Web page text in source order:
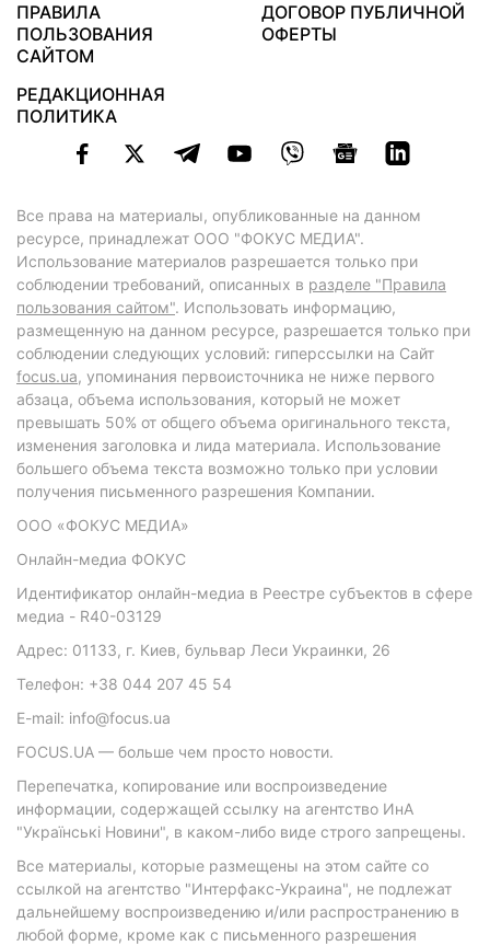
ПРАВИЛА
ПОЛЬЗОВАНИЯ
САЙТОМ
ДОГОВОР ПУБЛИЧНОЙ
ОФЕРТЫ
РЕДАКЦИОННАЯ
ПОЛИТИКА
Все права на материалы, опубликованные на данном
ресурсе, принадлежат ООО "ФОКУС МЕДИА".
Использование материалов разрешается только при
соблюдении требований, описанных в разделе "Правила
пользования сайтом". Использовать информацию,
размещенную на данном ресурсе, разрешается только при
соблюдении следующих условий: гиперссылки на Сайт
focus.ua, упоминания первоисточника не ниже первого
абзаца, объема использования, который не может
превышать 50% от общего объема оригинального текста,
изменения заголовка и лида материала. Использование
большего объема текста возможно только при условии
получения письменного разрешения Компании.
ООО «ФОКУС МЕДИА»
Онлайн-медиа ФОКУС
Идентификатор онлайн-медиа в Реестре субъектов в сфере
медиа - R40-03129
Адрес: 01133, г. Киев, бульвар Леси Украинки, 26
Телефон: +38 044 207 45 54
E-mail: info@focus.ua
FOCUS.UA — больше чем просто новости.
Перепечатка, копирование или воспроизведение
информации, содержащей ссылку на агентство ИнА
"Українські Новини", в каком-либо виде строго запрещены.
Все материалы, которые размещены на этом сайте со
ссылкой на агентство "Интерфакс-Украина", не подлежат
дальнейшему воспроизведению и/или распространению в
любой форме, кроме как с письменного разрешения